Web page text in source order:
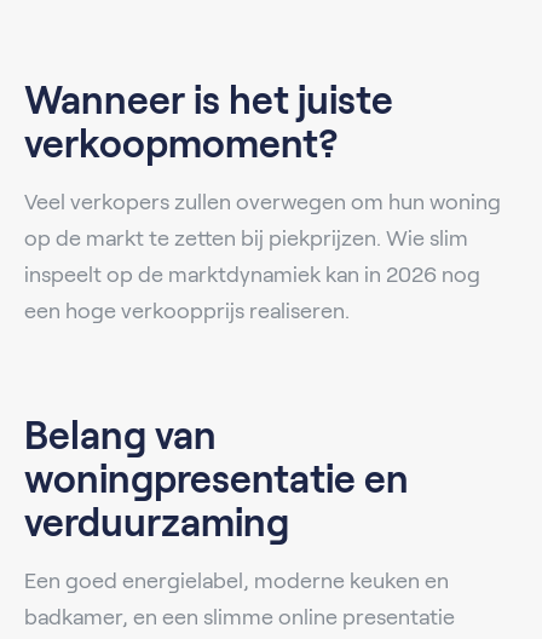
Wanneer is het juiste
verkoopmoment?
Veel verkopers zullen overwegen om hun woning
op de markt te zetten bij piekprijzen. Wie slim
inspeelt op de marktdynamiek kan in 2026 nog
een hoge verkoopprijs realiseren.
Belang van
woningpresentatie en
verduurzaming
Een goed energielabel, moderne keuken en
badkamer, en een slimme online presentatie